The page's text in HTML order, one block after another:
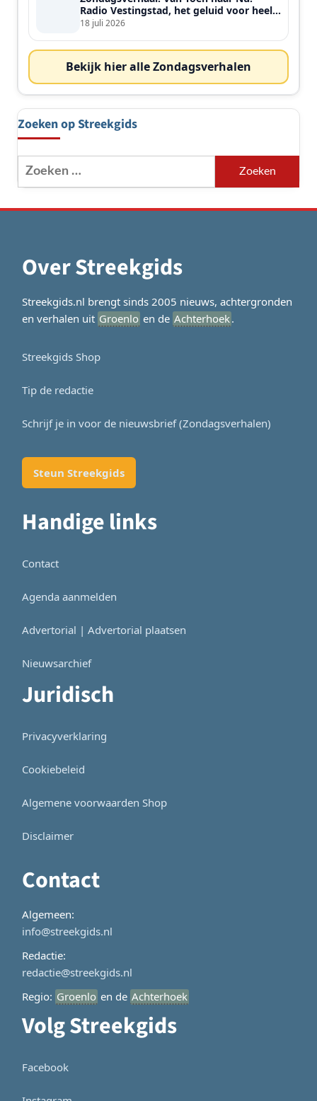
Radio Vestingstad, het geluid voor heel
de streek
18 juli 2026
Bekijk hier alle Zondagsverhalen
Zoeken op Streekgids
Zoeken
naar:
Over Streekgids
Streekgids.nl brengt sinds 2005 nieuws, achtergronden
en verhalen uit Groenlo en de Achterhoek.
Streekgids Shop
Tip de redactie
Schrijf je in voor de nieuwsbrief (Zondagsverhalen)
Steun Streekgids
Handige links
Contact
Agenda aanmelden
Advertorial | Advertorial plaatsen
Nieuwsarchief
Juridisch
Privacyverklaring
Cookiebeleid
Algemene voorwaarden Shop
Disclaimer
Contact
Algemeen:
info@streekgids.nl
Redactie:
redactie@streekgids.nl
Regio: Groenlo en de Achterhoek
Volg Streekgids
Facebook